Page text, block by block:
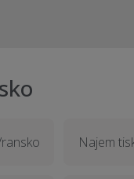
Najem